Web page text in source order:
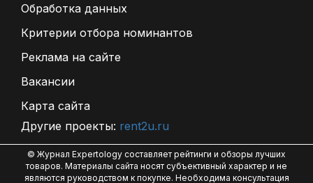
Обработка данных
Критерии отбора номинантов
Реклама на сайте
Вакансии
Карта сайта
Другие проекты: rent2u.ru
© Журнал Expertology составляет рейтинги и обзоры лучших
товаров. Материалы сайта носят субъективный характер и не
являются руководством к покупке. Необходима консультация